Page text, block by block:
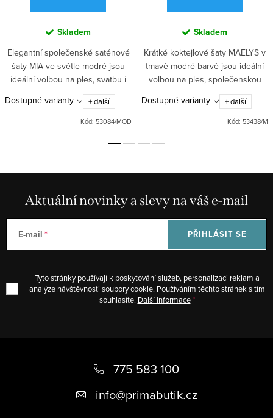
Skladem
Elegantní společenské saténové
šaty MIA ve světle modré jsou
ideální volbou na ples, svatbu i
jinou významnou společenskou
událost. Korzetový top s
nastavitelnými ramínky a...
Dostupné varianty + další
Kód: 53084/MOD
Skladem
Krátké koktejlové šaty MAELYS v
tmavě modré barvě jsou ideální
volbou na ples, společenskou
událost, večírek, svatbu i do
tanečních. Krajkový živůtek a
kolová sukně se...
Dostupné varianty + další
Kód: 53438/M
Aktuální novinky a slevy na váš e-mail
E-mail
Tyto stránky používají k poskytování služeb, personalizaci reklam a
analýze návštěvnosti soubory cookie. Používáním těchto stránek s tím
souhlasíte. Další informace
PŘIHLÁSIT SE
775 583 100
info@primabutik.cz